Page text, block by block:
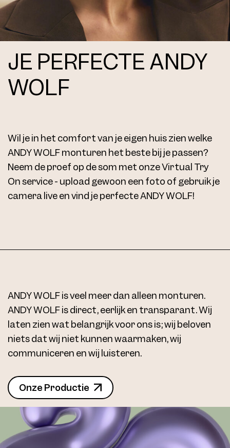
JE PERFECTE ANDY
WOLF
Wil je in het comfort van je eigen huis zien welke
ANDY WOLF monturen het beste bij je passen?
Neem de proef op de som met onze Virtual Try
On service - upload gewoon een foto of gebruik je
camera live en vind je perfecte ANDY WOLF!
ANDY WOLF is veel meer dan alleen monturen.
ANDY WOLF is direct, eerlijk en transparant. Wij
laten zien wat belangrijk voor ons is; wij beloven
niets dat wij niet kunnen waarmaken, wij
communiceren en wij luisteren.
Onze Productie